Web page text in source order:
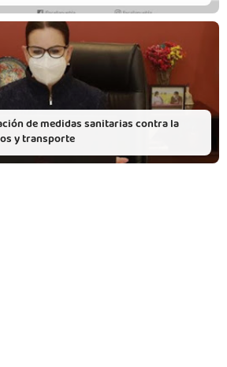
de medidas sanitarias contra la
y transporte